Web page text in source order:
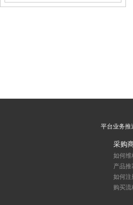
平台业务推
采购
如何维
产品推
如何注
购买流